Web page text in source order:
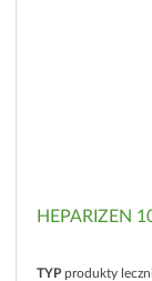
HEPARIZEN
TYP produkty